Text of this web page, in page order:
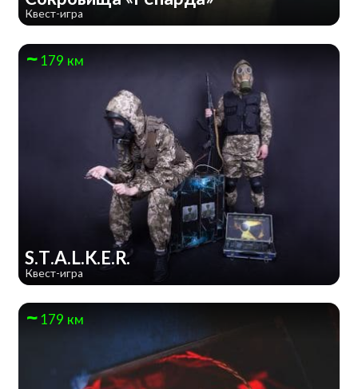
Квест-игра
179 км
S.T.A.L.K.E.R.
Квест-игра
179 км